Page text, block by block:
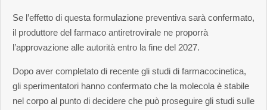
Se l’effetto di questa formulazione preventiva sarà confermato,
il produttore del farmaco antiretrovirale ne proporrà
l’approvazione alle autorità entro la fine del 2027.
Dopo aver completato di recente gli studi di farmacocinetica,
gli sperimentatori hanno confermato che la molecola è stabile
nel corpo al punto di decidere che può proseguire gli studi sulle